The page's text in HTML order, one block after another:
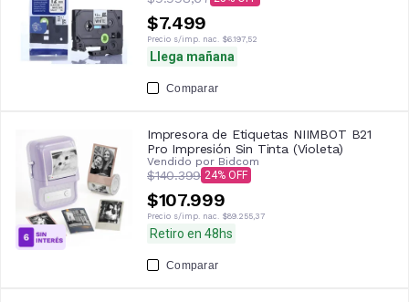
$7.499
Precio s/imp. nac. $6.197,52
Llega mañana
Comparar
Impresora de Etiquetas NIIMBOT B21
Pro Impresión Sin Tinta (Violeta)
Vendido por Bidcom
$140.399 24
$107.999
Precio s/imp. nac. $89.255,37
Retiro en 48hs
Comparar